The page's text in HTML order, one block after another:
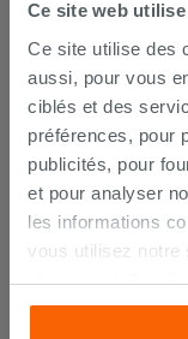
Ce site web
Ce site utilise des
aussi, pour vous
ciblés et des
préférences, pour
publicités, pour
et pour analyser
les informations
vous utilisez notre
s’occupent
et les réseaux